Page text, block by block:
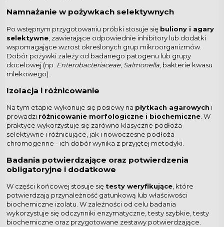
Namnażanie w pożywkach selektywnych
Po wstępnym przygotowaniu próbki stosuje się buliony i agary
selektywne , zawierające odpowiednie inhibitory lub dodatki
wspomagające wzrost określonych grup mikroorganizmów.
Dobór pożywki zależy od badanego patogenu lub grupy
docelowej (np. Enterobacteriaceae, Salmonella , bakterie kwasu
mlekowego).
Izolacja i różnicowanie
Na tym etapie wykonuje się posiewy na płytkach agarowych i
prowadzi różnicowanie morfologiczne i biochemiczne . W
praktyce wykorzystuje się zarówno klasyczne podłoża
selektywne i różnicujące, jak i nowoczesne podłoża
chromogenne - ich dobór wynika z przyjętej metodyki.
Badania potwierdzające oraz potwierdzenia
obligatoryjne i dodatkowe
W części końcowej stosuje się testy weryfikujące, które
potwierdzają przynależność gatunkową lub właściwości
biochemiczne izolatu. W zależności od celu badania
wykorzystuje się odczynniki enzymatyczne, testy szybkie, testy
biochemiczne oraz przygotowane zestawy potwierdzające.